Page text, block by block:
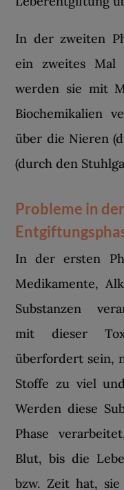
In der zweiten
ein zweites Mal
werden sie mit
Biochemikalien
über die Nieren
(durch den
Probleme in
In der ersten
Medikamente,
Substanzen
mit dieser
überfordert sein,
Stoffe zu viel
Werden diese
Phase
Blut, bis die
bzw. Zeit hat, sie